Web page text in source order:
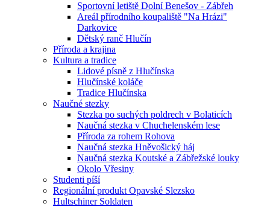
Sportovní letiště Dolní Benešov - Zábřeh
Areál přírodního koupaliště "Na Hrázi"
Darkovice
Dětský ranč Hlučín
Příroda a krajina
Kultura a tradice
Lidové písně z Hlučínska
Hlučínské koláče
Tradice Hlučínska
Naučné stezky
Stezka po suchých poldrech v Bolaticích
Naučná stezka v Chuchelenském lese
Příroda za rohem Rohova
Naučná stezka Hněvošický háj
Naučná stezka Koutské a Zábřežské louky
Okolo Vřesiny
Studenti píší
Regionální produkt Opavské Slezsko
Hultschiner Soldaten